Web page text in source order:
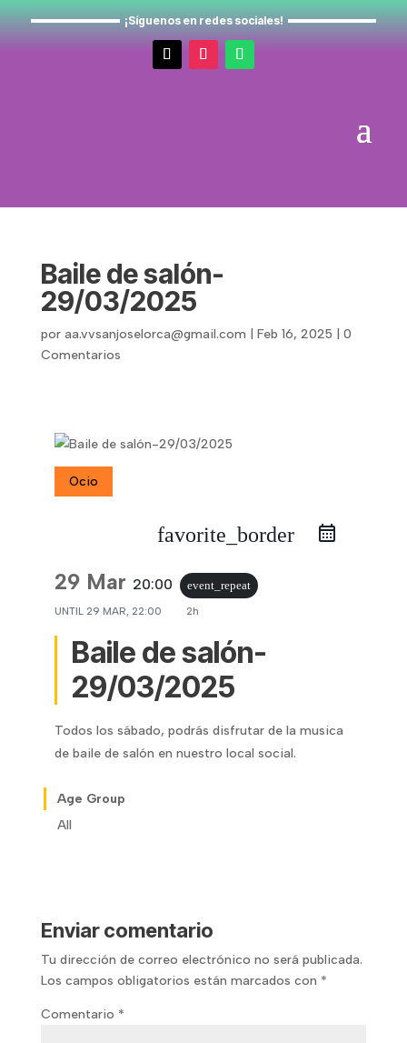
¡Síguenos en redes sociales!
Baile de salón-
29/03/2025
por aa.vvsanjoselorca@gmail.com Feb 16, 2025
0
Comentarios
Ocio
favorite_border
29 Mar 20:00
event_repeat
UNTIL 29 MAR, 22:00 2h
Baile de salón-
29/03/2025
Todos los sábado, podrás disfrutar de la musica
de baile de salón en nuestro local social.
Age Group
All
Enviar comentario
Tu dirección de correo electrónico no será publicada.
Los campos obligatorios están marcados con *
Comentario *